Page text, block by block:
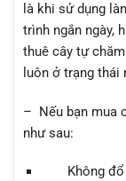
là khi sử dụng
trình ngắn ngày,
thuê cây tự
luôn ở trạng
– Nếu bạn mua
như sau:
Không